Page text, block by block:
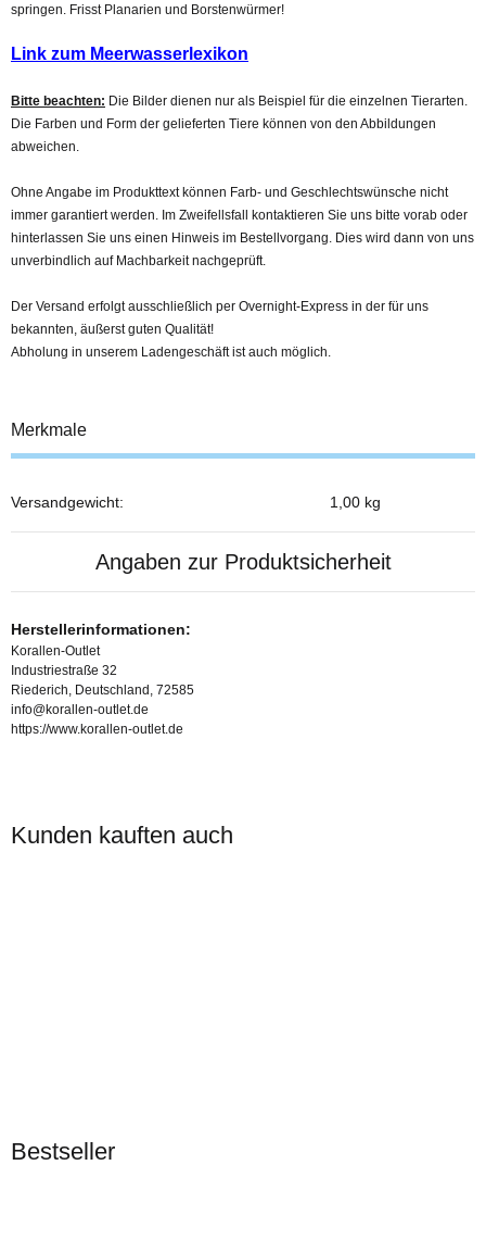
springen. Frisst Planarien und Borstenwürmer!
Link zum Meerwasserlexikon
Bitte beachten: Die Bilder dienen nur als Beispiel für die einzelnen Tierarten.
Die Farben und Form der gelieferten Tiere können von den Abbildungen
abweichen.
Ohne Angabe im Produkttext können Farb- und Geschlechtswünsche nicht
immer garantiert werden. Im Zweifellsfall kontaktieren Sie uns bitte vorab oder
hinterlassen Sie uns einen Hinweis im Bestellvorgang. Dies wird dann von uns
unverbindlich auf Machbarkeit nachgeprüft.
Der Versand erfolgt ausschließlich per Overnight-Express in der für uns
bekannten, äußerst guten Qualität!
Abholung in unserem Ladengeschäft ist auch möglich.
Merkmale
Produkteigenschaft
Wert
Versandgewicht: 1,00 kg
Angaben zur Produktsicherheit
Herstellerinformationen:
Korallen-Outlet
Industriestraße 32
Riederich, Deutschland, 72585
info@korallen-outlet.de
https://www.korallen-outlet.de
Kunden kauften auch
Bestseller